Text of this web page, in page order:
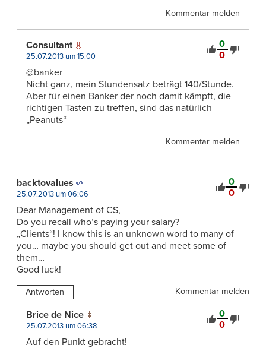
Kommentar melden
0
0
Consultant
25.07.2013 um 15:00
@banker
Nicht ganz, mein Stundensatz beträgt 140/Stunde.
Aber für einen Banker der noch damit kämpft, die
richtigen Tasten zu treffen, sind das natürlich
„Peanuts“
Kommentar melden
0
0
backtovalues
25.07.2013 um 06:06
Dear Management of CS,
Do you recall who’s paying your salary?
„Clients“! I know this is an unknown word to many of
you… maybe you should get out and meet some of
them…
Good luck!
Antworten Kommentar melden
0
0
Brice de Nice
25.07.2013 um 06:38
Auf den Punkt gebracht!